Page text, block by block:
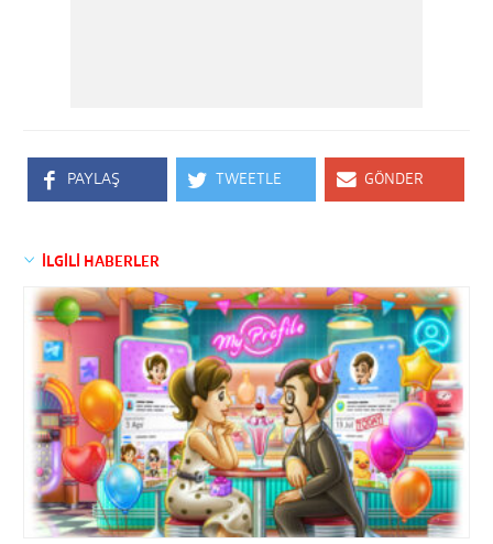
PAYLAŞ TWEETLE GÖNDER
İLGİLİ HABERLER